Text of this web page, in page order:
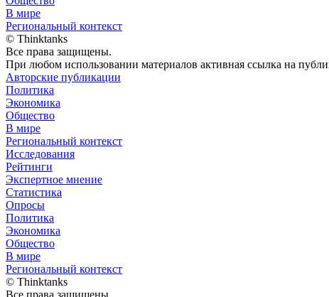
В мире
Региональный контекст
© Thinktanks
Все права защищены.
При любом использовании материалов активная ссылка на
Авторские публикации
Политика
Экономика
Общество
В мире
Региональный контекст
Исследования
Рейтинги
Экспертное мнение
Статистика
Опросы
Политика
Экономика
Общество
В мире
Региональный контекст
© Thinktanks
Все права защищены.